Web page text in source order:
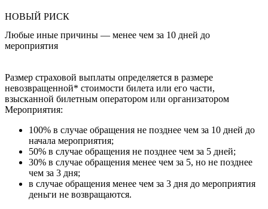
НОВЫЙ РИСК
Любые иные причины — менее чем за 10 дней до
мероприятия
Размер страховой выплаты определяется в размере
невозвращенной* стоимости билета или его части,
взысканной билетным оператором или организатором
Мероприятия:
100% в случае обращения не позднее чем за 10 дней до
начала мероприятия;
50% в случае обращения не позднее чем за 5 дней;
30% в случае обращения менее чем за 5, но не позднее
чем за 3 дня;
в случае обращения менее чем за 3 дня до мероприятия
деньги не возвращаются.